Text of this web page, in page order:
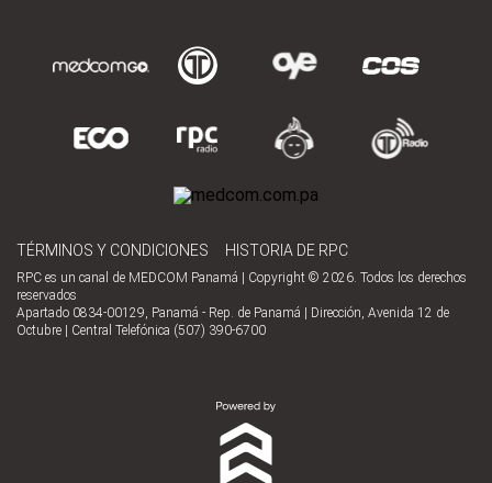
TÉRMINOS Y CONDICIONES HISTORIA DE RPC
RPC es un canal de MEDCOM Panamá | Copyright © 2026. Todos los derechos
reservados
Apartado 0834-00129, Panamá - Rep. de Panamá | Dirección, Avenida 12 de
Octubre | Central Telefónica (507) 390-6700